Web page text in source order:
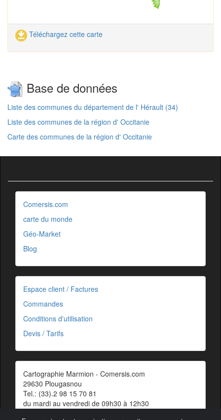
Téléchargez cette carte
Base de données
Liste des communes du département de l' Hérault (34)
Liste des communes de la région d' Occitanie
Carte des communes de la région d' Occitanie
Comersis.com
carte du monde
Géo-Market
Blog
Espace client / Factures
Commandes
Conditions d'utilisation
Devis / Tarifs
Cartographie Marmion - Comersis.com
29630 Plougasnou
Tel.: (33).2 98 15 70 81
du mardi au vendredi de 09h30 à 12h30